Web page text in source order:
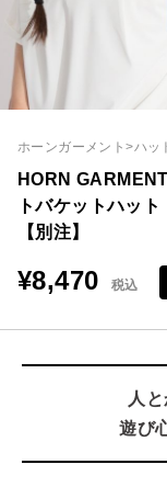
ホーンガーメント>ハッ
HORN
トバケットハット
【別注】
¥8,470 税込
人
遊び